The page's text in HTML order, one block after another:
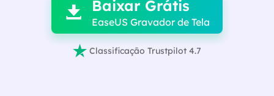
 Baixar Grátis
EaseUS Gravador de Tela
 Classificação Trustpilot 4.7